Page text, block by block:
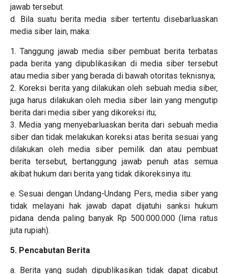
jawab tersebut.
d. Bila suatu berita media siber tertentu disebarluaskan
media siber lain, maka:
1. Tanggung jawab media siber pembuat berita terbatas
pada berita yang dipublikasikan di media siber tersebut
atau media siber yang berada di bawah otoritas teknisnya;
2. Koreksi berita yang dilakukan oleh sebuah media siber,
juga harus dilakukan oleh media siber lain yang mengutip
berita dari media siber yang dikoreksi itu;
3. Media yang menyebarluaskan berita dari sebuah media
siber dan tidak melakukan koreksi atas berita sesuai yang
dilakukan oleh media siber pemilik dan atau pembuat
berita tersebut, bertanggung jawab penuh atas semua
akibat hukum dari berita yang tidak dikoreksinya itu.
e. Sesuai dengan Undang-Undang Pers, media siber yang
tidak melayani hak jawab dapat dijatuhi sanksi hukum
pidana denda paling banyak Rp 500.000.000 (lima ratus
juta rupiah).
5. Pencabutan Berita
a. Berita yang sudah dipublikasikan tidak dapat dicabut